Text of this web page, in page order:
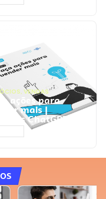
, VENDAS
ações para
mais |
ChatGPT